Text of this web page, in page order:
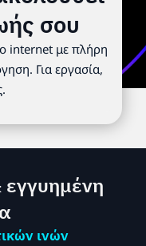
σου
internet με πλήρη
Για εργασία,
εγγυημένη
ινών